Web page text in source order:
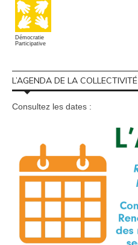
Démocratie
Participative
L’AGENDA DE LA COLLECTIVITÉ
Consultez les dates :